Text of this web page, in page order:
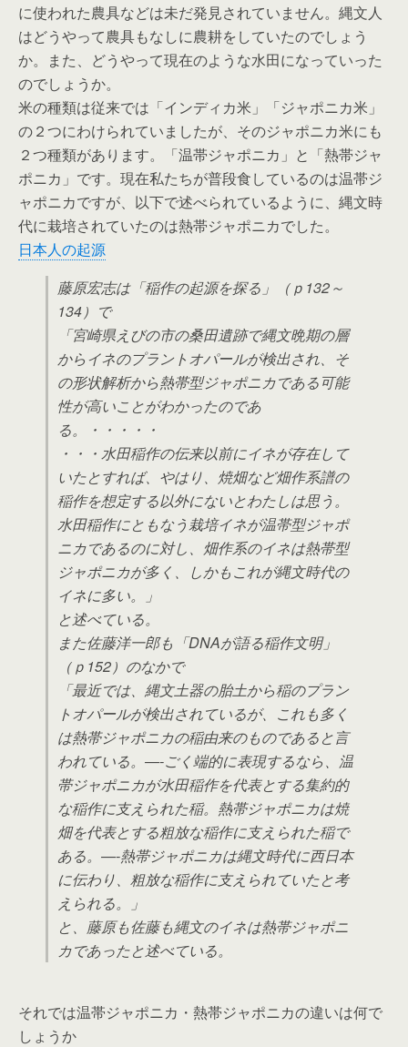
に使われた農具などは未だ発見されていません。縄文人
はどうやって農具もなしに農耕をしていたのでしょう
か。また、どうやって現在のような水田になっていった
のでしょうか。
米の種類は従来では「インディカ米」「ジャポニカ米」
の２つにわけられていましたが、そのジャポニカ米にも
２つ種類があります。「温帯ジャポニカ」と「熱帯ジャ
ポニカ」です。現在私たちが普段食しているのは温帯ジ
ャポニカですが、以下で述べられているように、縄文時
代に栽培されていたのは熱帯ジャポニカでした。
日本人の起源
藤原宏志は「稲作の起源を探る」（ｐ132～
134）で
「宮崎県えびの市の桑田遺跡で縄文晩期の層
からイネのプラントオパールが検出され、そ
の形状解析から熱帯型ジャポニカである可能
性が高いことがわかったのであ
る。・・・・・
・・・水田稲作の伝来以前にイネが存在して
いたとすれば、やはり、焼畑など畑作系譜の
稲作を想定する以外にないとわたしは思う。
水田稲作にともなう栽培イネが温帯型ジャポ
ニカであるのに対し、畑作系のイネは熱帯型
ジャポニカが多く、しかもこれが縄文時代の
イネに多い。」
と述べている。
また佐藤洋一郎も「DNAが語る稲作文明」
（ｐ152）のなかで
「最近では、縄文土器の胎土から稲のプラン
トオパールが検出されているが、これも多く
は熱帯ジャポニカの稲由来のものであると言
われている。—-ごく端的に表現するなら、温
帯ジャポニカが水田稲作を代表とする集約的
な稲作に支えられた稲。熱帯ジャポニカは焼
畑を代表とする粗放な稲作に支えられた稲で
ある。—-熱帯ジャポニカは縄文時代に西日本
に伝わり、粗放な稲作に支えられていたと考
えられる。」
と、藤原も佐藤も縄文のイネは熱帯ジャポニ
カであったと述べている。
それでは温帯ジャポニカ・熱帯ジャポニカの違いは何で
しょうか